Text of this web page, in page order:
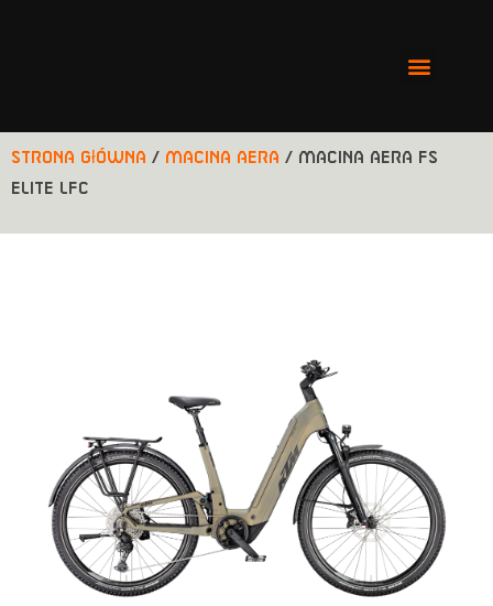
Strona główna / Macina Aera / MACINA AERA FS
ELITE LFC